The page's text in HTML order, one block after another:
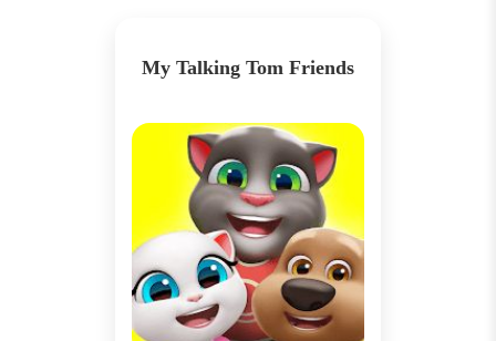
My Talking Tom Friends